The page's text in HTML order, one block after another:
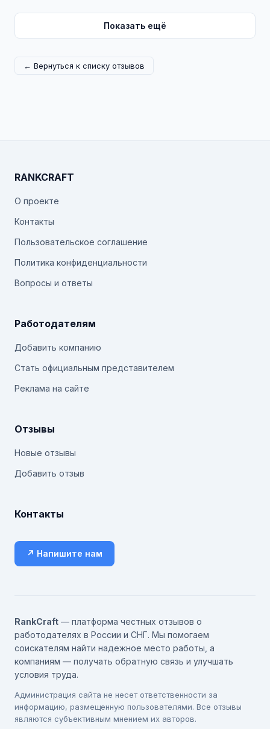
Показать ещё
← Вернуться к списку отзывов
RANKCRAFT
О проекте
Контакты
Пользовательское соглашение
Политика конфиденциальности
Вопросы и ответы
Работодателям
Добавить компанию
Стать официальным представителем
Реклама на сайте
Отзывы
Новые отзывы
Добавить отзыв
Контакты
↗ Напишите нам
RankCraft — платформа честных отзывов о
работодателях в России и СНГ. Мы помогаем
соискателям найти надежное место работы, а
компаниям — получать обратную связь и улучшать
условия труда.
Администрация сайта не несет ответственности за
информацию, размещенную пользователями. Все отзывы
являются субъективным мнением их авторов.